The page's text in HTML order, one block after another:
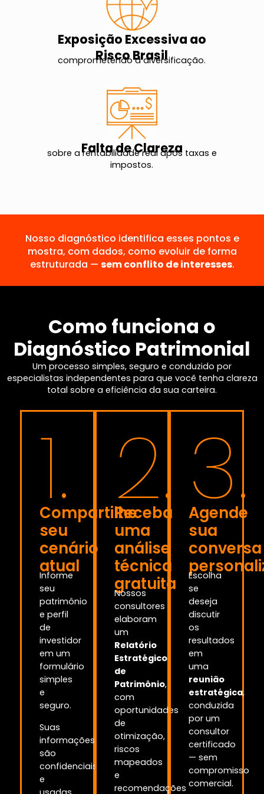
Exposição Excessiva ao
Risco Brasil
comprometendo a diversificação.
Falta de Clareza
sobre a rentabilidade real após taxas e
impostos.
Nosso diagnóstico identifica esses pontos e
mostra, com dados, como evoluir de forma
estruturada — sem conflito de interesses.
Como funciona o
Diagnóstico Patrimonial
Um processo simples, seguro e conduzido por
especialistas independentes para que você tenha clareza
total sobre a eficiência da sua carteira.
1.
Compartilhe
seu
cenário
atual
Informe
seu
patrimônio
e perfil
de
investidor
em um
formulário
simples
e
seguro.
Suas
informações
são
confidenciais
e
2.
Receba
uma
análise
técnica
gratuita
Nossos
consultores
elaboram
um
Relatório
Estratégico
de
Patrimônio,
com
oportunidades
de
otimização,
riscos
mapeados
e
recomendações
3.
Agende
sua
conversa
Escolha
se
deseja
discutir
os
resultados
em
uma
reunião
estratégica,
conduzida
por um
consultor
certificado
— sem
compromisso
comercial.